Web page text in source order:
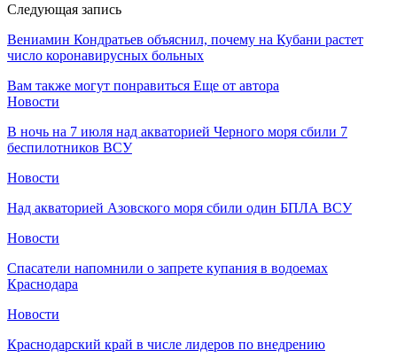
Следующая запись
Вениамин Кондратьев объяснил, почему на Кубани растет
число коронавирусных больных
Вам также могут понравиться Еще от автора
Новости
В ночь на 7 июля над акваторией Черного моря сбили 7
беспилотников ВСУ
Новости
Над акваторией Азовского моря сбили один БПЛА ВСУ
Новости
Спасатели напомнили о запрете купания в водоемах
Краснодара
Новости
Краснодарский край в числе лидеров по внедрению